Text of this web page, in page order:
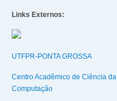
Links Externos:
UTFPR-PONTA GROSSA
Centro Acadêmico de Ciência da
Computação